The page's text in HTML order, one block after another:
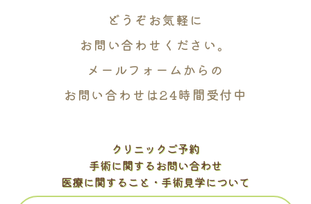
どうぞお気軽に
お問い合わせください。
メールフォームからの
お問い合わせは24時間受付中
クリニックご予約
手術に関するお問い合わせ
医療に関すること・手術見学について